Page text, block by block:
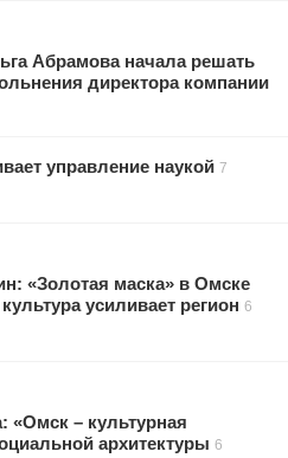
Абрамова начала решать
директора компании
управление наукой 7
«Золотая маска» в Омске
усиливает регион 6
«Омск – культурная
архитектуры 6